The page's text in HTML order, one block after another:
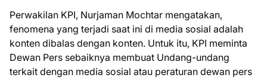
Perwakilan KPI, Nurjaman Mochtar mengatakan,
fenomena yang terjadi saat ini di media sosial adalah
konten dibalas dengan konten. Untuk itu, KPI meminta
Dewan Pers sebaiknya membuat Undang-undang
terkait dengan media sosial atau peraturan dewan pers